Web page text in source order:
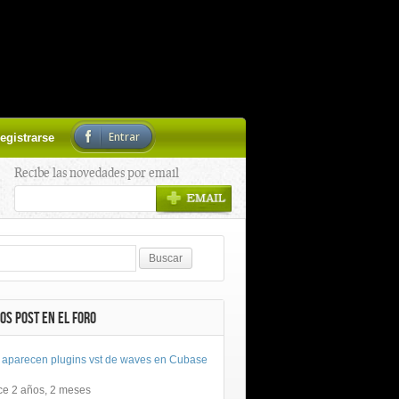
Entrar
Recibe las novedades por email
POST EN EL FORO
aparecen plugins vst de waves en Cubase
2 años, 2 meses